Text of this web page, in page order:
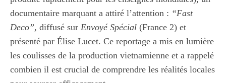
documentaire marquant a attiré l’attention : “Fast
Deco”, diffusé sur Envoyé Spécial (France 2) et
présenté par Élise Lucet. Ce reportage a mis en lumière
les coulisses de la production vietnamienne et a rappelé
combien il est crucial de comprendre les réalités locales